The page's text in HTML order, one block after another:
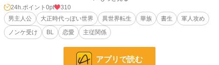
樹が夢でも見ている心地でいると、女中の花が現れて、樹のことを「早乙女さ
ん」と呼んだ。
頭がぼうっとして何も考えられず、強い睡魔に襲われ、眠りに落ちようとしてい
た樹の前に、国防色の軍服を身にまとった偉丈夫――花ヶ前梗一郎（はながさき
樹の名を切なそうに呼びながら近づいてきた梗一郎。驚いた樹は抵抗することも
できず、梗一郎に抱き締められる。すると突然、想像を絶する頭痛に襲われた樹
24h.ポイント 0pt
310
男主人公
大正時代っぽい世界 異世界転生 華族 書生
軍人攻め
ノンケ受け
BL 恋愛 主従関係
アプリで読む